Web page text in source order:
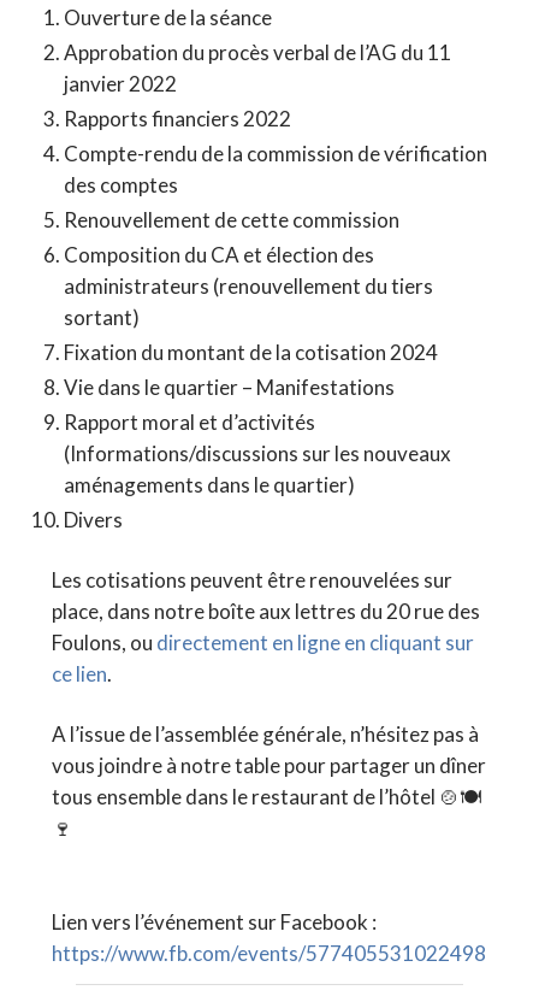
Ouverture de la séance
Approbation du procès verbal de l’AG du 11
janvier 2022
Rapports financiers 2022
Compte-rendu de la commission de vérification
des comptes
Renouvellement de cette commission
Composition du CA et élection des
administrateurs (renouvellement du tiers
sortant)
Fixation du montant de la cotisation 2024
Vie dans le quartier – Manifestations
Rapport moral et d’activités
(Informations/discussions sur les nouveaux
aménagements dans le quartier)
Divers
Les cotisations peuvent être renouvelées sur
place, dans notre boîte aux lettres du 20 rue des
Foulons, ou directement en ligne en cliquant sur
ce lien.
A l’issue de l’assemblée générale, n’hésitez pas à
vous joindre à notre table pour partager un dîner
tous ensemble dans le restaurant de l’hôtel 🍲🍽
🍷
Lien vers l’événement sur Facebook :
https://www.fb.com/events/577405531022498